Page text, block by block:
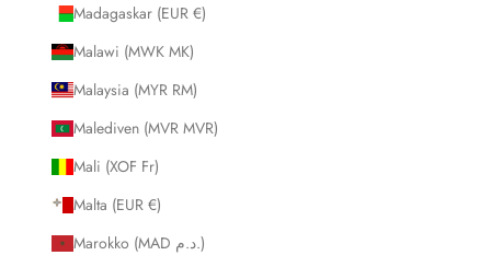
Madagaskar (EUR €)
Malawi (MWK MK)
Malaysia (MYR RM)
Malediven (MVR MVR)
Mali (XOF Fr)
Malta (EUR €)
Marokko (MAD د.م.)